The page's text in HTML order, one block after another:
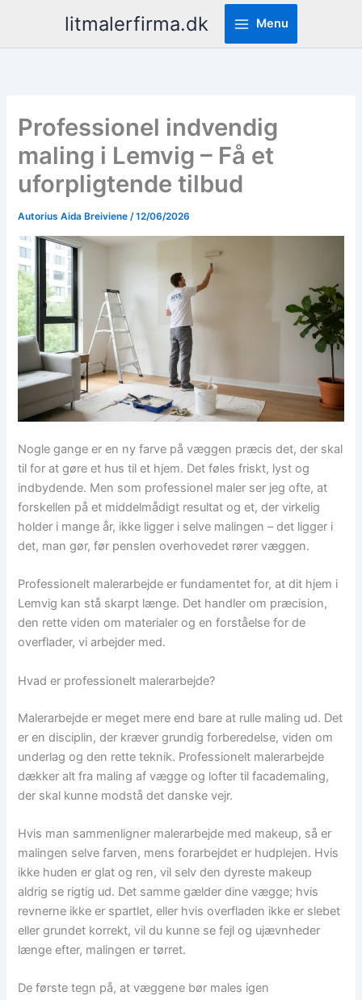
turinio
litmalerfirma.dk Menu
Professionel indvendig
maling i Lemvig – Få et
uforpligtende tilbud
Autorius Aida Breiviene/12/06/2026
Nogle gange er en ny farve på væggen præcis det, der skal
til for at gøre et hus til et hjem. Det føles friskt, lyst og
indbydende. Men som professionel maler ser jeg ofte, at
forskellen på et middelmådigt resultat og et, der virkelig
holder i mange år, ikke ligger i selve malingen – det ligger i
det, man gør, før penslen overhovedet rører væggen.
Professionelt malerarbejde er fundamentet for, at dit hjem i
Lemvig kan stå skarpt længe. Det handler om præcision,
den rette viden om materialer og en forståelse for de
overflader, vi arbejder med.
Hvad er professionelt malerarbejde?
Malerarbejde er meget mere end bare at rulle maling ud. Det
er en disciplin, der kræver grundig forberedelse, viden om
underlag og den rette teknik. Professionelt malerarbejde
dækker alt fra maling af vægge og lofter til facademaling,
der skal kunne modstå det danske vejr.
Hvis man sammenligner malerarbejde med makeup, så er
malingen selve farven, mens forarbejdet er hudplejen. Hvis
ikke huden er glat og ren, vil selv den dyreste makeup
aldrig se rigtig ud. Det samme gælder dine vægge; hvis
revnerne ikke er spartlet, eller hvis overfladen ikke er slebet
eller grundet korrekt, vil du kunne se fejl og ujævnheder
længe efter, malingen er tørret.
De første tegn på, at væggene bør males igen